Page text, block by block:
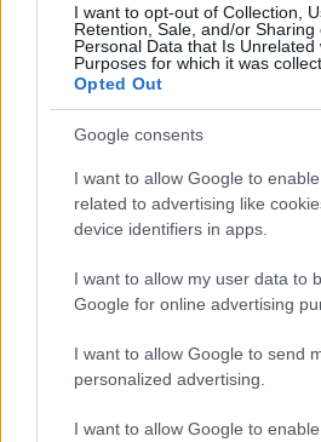
I want to opt-out of Collection,
Retention, Sale, and/or Sharing
Personal Data that Is Unrelated
Purposes for which it was
Opted Out
Google consents
I want to allow Google to
related to advertising like
device identifiers in apps.
I want to allow my user data to
Google for online advertising
I want to allow Google to send
personalized advertising.
I want to allow Google to
Lucía Herrera · 7 Ago 2026